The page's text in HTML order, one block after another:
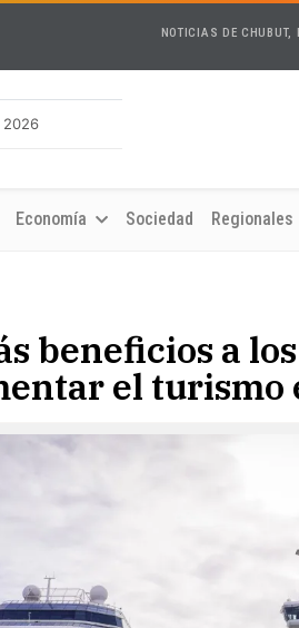
NOTICIAS DE CHUBUT,
2026
Economía Sociedad Regionales
beneficios a
el turismo